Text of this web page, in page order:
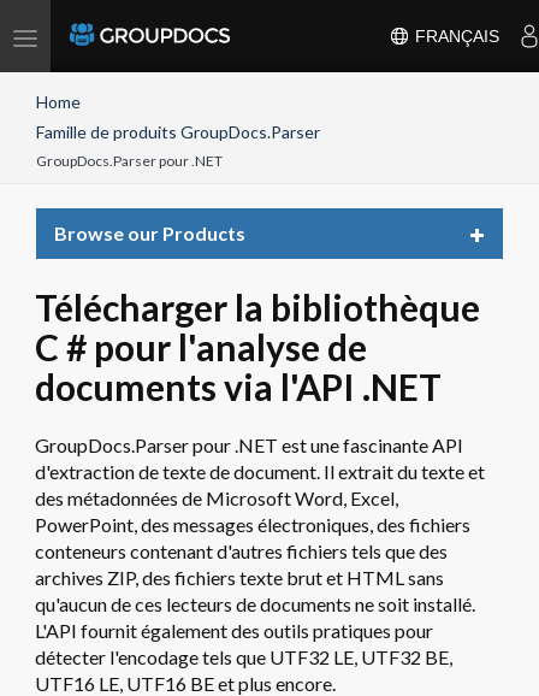
Toggle
FRANÇAIS
Home
Famille de produits GroupDocs.Parser
GroupDocs.Parser pour .NET
Browse our Products
Toggle
Télécharger la bibliothèque
C # pour l'analyse de
documents via l'API .NET
GroupDocs.Parser pour .NET est une fascinante API
d'extraction de texte de document. Il extrait du texte et
des métadonnées de Microsoft Word, Excel,
PowerPoint, des messages électroniques, des fichiers
conteneurs contenant d'autres fichiers tels que des
archives ZIP, des fichiers texte brut et HTML sans
qu'aucun de ces lecteurs de documents ne soit installé.
L'API fournit également des outils pratiques pour
détecter l'encodage tels que UTF32 LE, UTF32 BE,
UTF16 LE, UTF16 BE et plus encore.